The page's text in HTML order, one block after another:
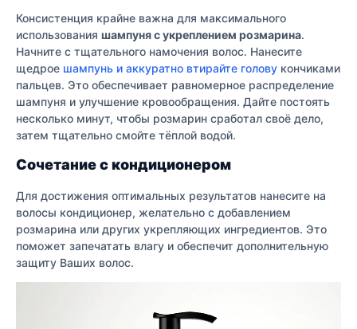
Консистенция крайне важна для максимального
использования шампуня с укреплением розмарина.
Начните с тщательного намочения волос. Нанесите
щедрое шампунь и аккуратно втирайте голову кончиками
пальцев. Это обеспечивает равномерное распределение
шампуня и улучшение кровообращения. Дайте постоять
несколько минут, чтобы розмарин сработал своё дело,
затем тщательно смойте тёплой водой.
Сочетание с кондиционером
Для достижения оптимальных результатов нанесите на
волосы кондиционер, желательно с добавлением
розмарина или других укрепляющих ингредиентов. Это
поможет запечатать влагу и обеспечит дополнительную
защиту Ваших волос.